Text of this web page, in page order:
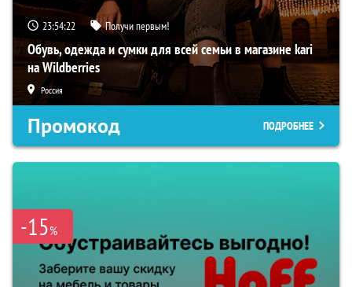
23:54:21 Получи первым!
Обувь, одежда и сумки для всей семьи в магазине kari
на Wildberries
Россия
Промокод ПОДРОБНЕЕ
-15%